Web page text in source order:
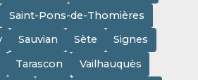
Saint-Pons-de-Thomières
Sauvian Sète
Signes
Tarascon
Vailhauquès